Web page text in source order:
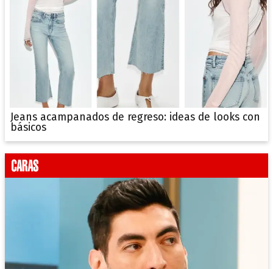
Jeans acampanados de regreso: ideas de looks con
básicos